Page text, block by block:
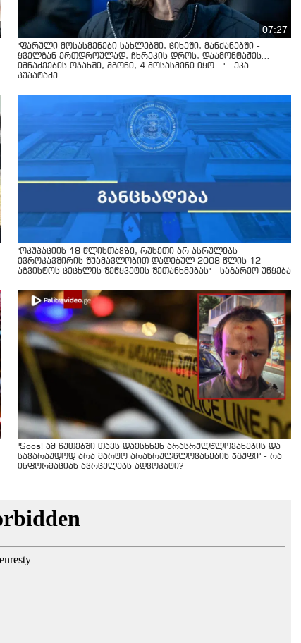
07:27
"ფარული მოსასმენები სახლებში, ციხეში, მანქანებში -
ყველგან ერთდროულად, ჩხრეკის დროს, დაამონტაჟეს...
იმნაძეების ოჯახში, მგონი, 4 მოსასმენი იყო..." - ეკა
კუპატაძე
"ოკუპაციის 18 წლისთავზე, რუსეთი არ ასრულებს
ევროკავშირის შუამავლობით დადებულ 2008 წლის 12
აგვისტოს ცეცხლის შეწყვეტის შეთანხმებას" - საგარეო უწყება
"Soos! ამ წუთებში თავს დაესხნენ არასრულწლოვანების და
სავარაუდოდ არა მარტო არასრულწლოვანების ჯგუფი" - რა
ინფორმაციას ავრცელებს ადვოკატი?